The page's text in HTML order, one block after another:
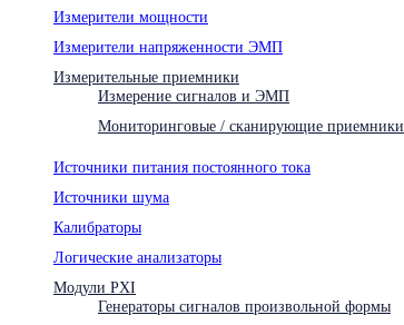
Измерители мощности
Измерители напряженности ЭМП
Измерительные приемники
Измерение сигналов и ЭМП
Мониторинговые / сканирующие приемники
Источники питания постоянного тока
Источники шума
Калибраторы
Логические анализаторы
Модули PXI
Генераторы сигналов произвольной формы